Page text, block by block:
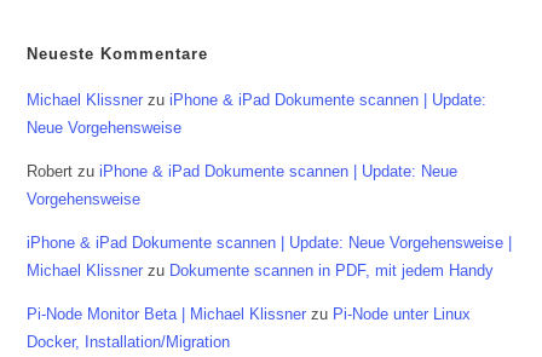
Neueste Kommentare
Michael Klissner zuiPhone & iPad Dokumente scannen | Update:
Neue Vorgehensweise
Robert zuiPhone & iPad Dokumente scannen | Update: Neue
Vorgehensweise
iPhone & iPad Dokumente scannen | Update: Neue Vorgehensweise |
Michael Klissner zu Dokumente scannen in PDF, mit jedem Handy
Pi-Node Monitor Beta | Michael Klissner zu Pi-Node unter Linux
Docker, Installation/Migration